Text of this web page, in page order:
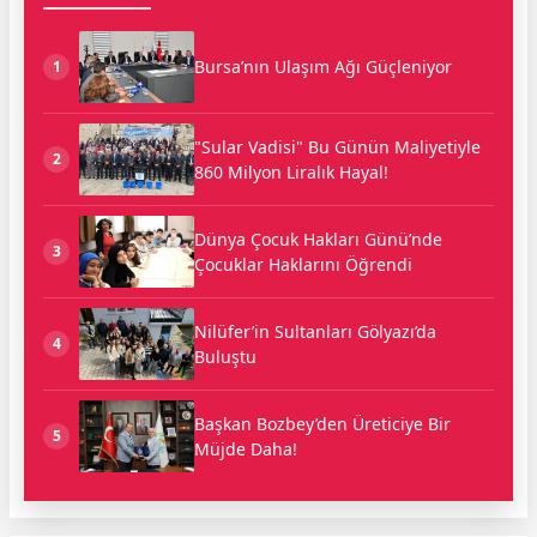
1 Bursa’nın Ulaşım Ağı Güçleniyor
2
"Sular Vadisi" Bu Günün Maliyetiyle
860 Milyon Liralık Hayal!
3
Dünya Çocuk Hakları Günü’nde
Çocuklar Haklarını Öğrendi
4
Nilüfer’in Sultanları Gölyazı’da
Buluştu
5
Başkan Bozbey’den Üreticiye Bir
Müjde Daha!